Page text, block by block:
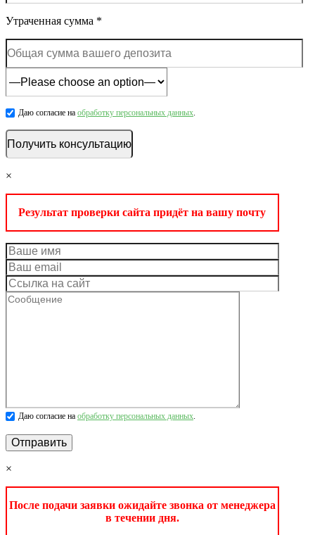
Утраченная сумма *
Даю согласие на обработку персональных данных.
×
Результат проверки сайта придёт на вашу почту
Даю согласие на обработку персональных данных.
×
После подачи заявки ожидайте звонка от менеджера
в течении дня.